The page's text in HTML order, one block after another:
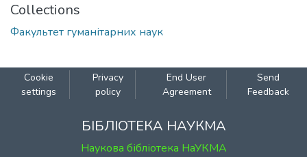
Collections
Факультет гуманітарних наук
Cookie
settings
Privacy
policy
End User
Agreement
Send
Feedback
БІБЛІОТЕКА НАУКМА
Наукова бібліотека НаУКМА